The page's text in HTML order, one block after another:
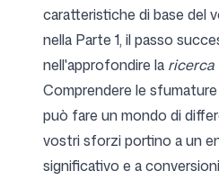
caratteristiche di base del
nella Parte 1, il passo
nell'approfondire la ricerca
Comprendere le
può fare un mondo di
vostri sforzi portino a un
significativo e a